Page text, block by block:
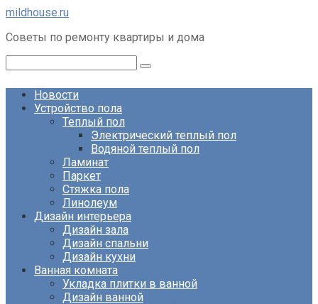
Перейти
контенту
mildhouse.ru
Советы по ремонту квартиры и дома
Новости
Устройство пола
Теплый пол
Электрический теплый пол
Водяной теплый пол
Ламинат
Паркет
Стяжка пола
Линолеум
Дизайн интерьера
Дизайн зала
Дизайн спальни
Дизайн кухни
Ванная комната
Укладка плитки в ванной
Дизайн ванной